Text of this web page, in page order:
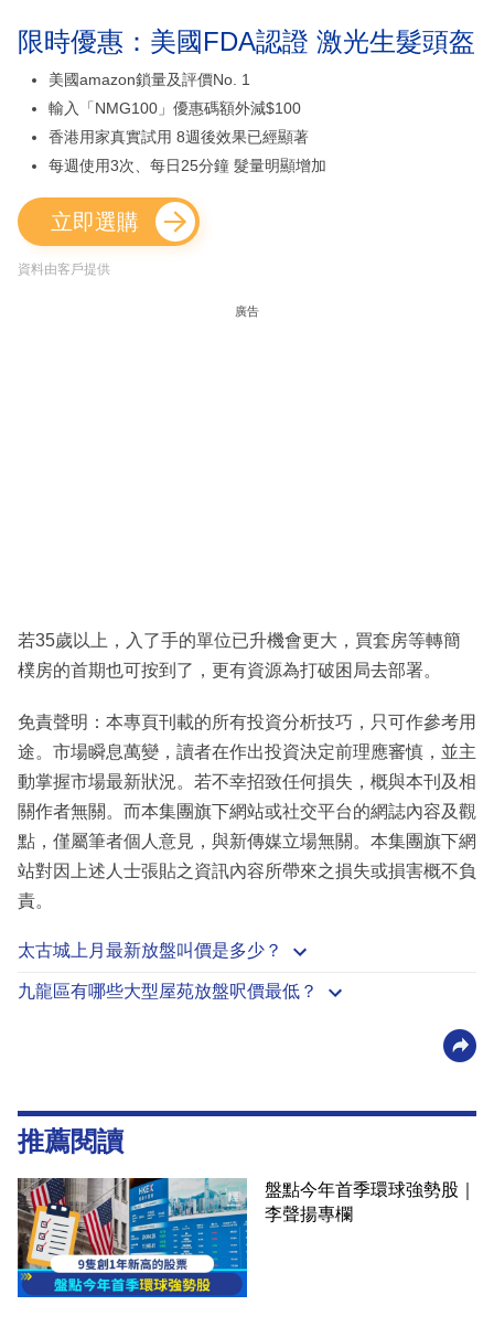
限時優惠：美國FDA認證 激光生髮頭盔
美國amazon鎖量及評價No. 1
輸入「NMG100」優惠碼額外減$100
香港用家真實試用 8週後效果已經顯著
每週使用3次、每日25分鐘 髮量明顯增加
立即選購
資料由客戶提供
廣告
若35歲以上，入了手的單位已升機會更大，買套房等轉簡
樸房的首期也可按到了，更有資源為打破困局去部署。
免責聲明：本專頁刊載的所有投資分析技巧，只可作參考用
途。市場瞬息萬變，讀者在作出投資決定前理應審慎，並主
動掌握市場最新狀況。若不幸招致任何損失，概與本刊及相
關作者無關。而本集團旗下網站或社交平台的網誌內容及觀
點，僅屬筆者個人意見，與新傳媒立場無關。本集團旗下網
站對因上述人士張貼之資訊內容所帶來之損失或損害概不負
責。
太古城上月最新放盤叫價是多少？
九龍區有哪些大型屋苑放盤呎價最低？
推薦閱讀
盤點今年首季環球強勢股｜
李聲揚專欄